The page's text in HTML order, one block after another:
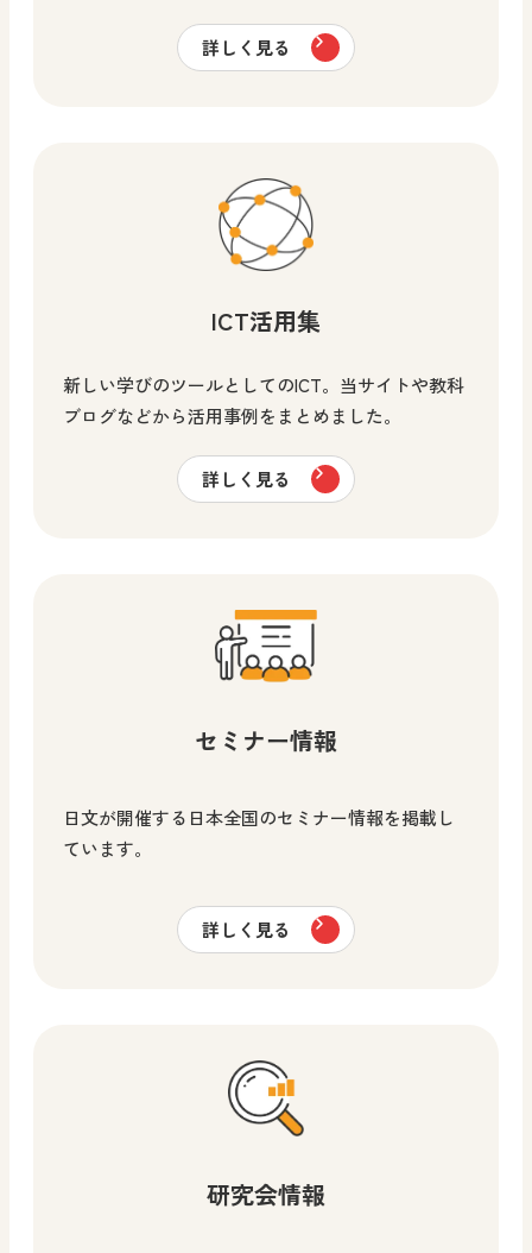
詳しく見る
ICT活用集
新しい学びのツールとしてのICT。当サイトや教科
ブログなどから活用事例をまとめました。
詳しく見る
セミナー情報
日文が開催する日本全国のセミナー情報を掲載し
ています。
詳しく見る
研究会情報